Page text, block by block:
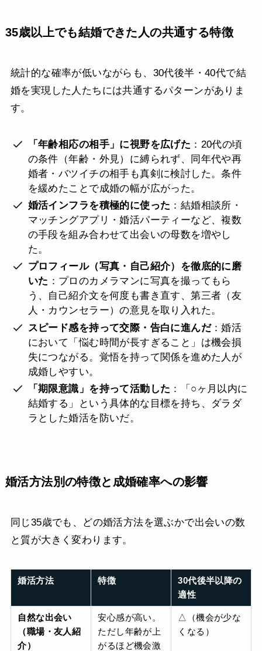
35歳以上でも結婚できた人の共通する特徴
統計的な確率が低いながらも、30代後半・40代で結
婚を実現した人たちには共通するパターンがありま
す。
「年齢相応の相手」に視野を広げた ：20代の頃
の条件（年齢・外見）に縛られず、同年代や再
婚者・バツイチの相手も真剣に検討した。条件
を緩めたことで成婚の幅が広がった。
婚活インフラを積極的に使った ：結婚相談所・
マッチングアプリ・婚活パーティーなど、複数
の手段を組み合わせて出会いの母数を増やし
た。
プロフィール（写真・自己紹介）を徹底的に磨
いた ：プロのカメラマンに写真を撮ってもら
う、自己紹介文を何度も書き直す、第三者（友
人・カウンセラー）の意見を取り入れた。
スピード感を持って交際・告白に進んだ：婚活
において「悩む時間が長すぎること」は機会損
失につながる。覚悟を持って関係を進めた人が
成婚しやすい。
「期限意識」を持って活動した ：「○ヶ月以内に
結婚する」という具体的な目標を持ち、ダラダ
ラとした婚活を防いだ。
婚活方法別の特徴と成婚確率への影響
同じ35歳でも、どの婚活方法を選ぶかで出会いの数
と質が大きく変わります。
婚活方法 特徴
30代後半以降の
適性
自然な出会い
（職場・友人紹
介）
安心感が高い。
ただし年齢が上
がるほど機会激
△（機会が少な
くなる）